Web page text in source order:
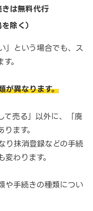
は無料代行
除く）
」という場合でも、ス
。
が異なります。
て売る」以外に、「廃
ます。
り抹消登録などの手続
わります。
や手続きの種類につい